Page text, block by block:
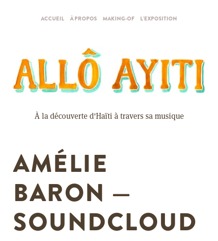
ACCUEIL À PROPOS MAKING-OF L'EXPOSITION
À la découverte d'Haïti à travers sa musique
AMÉLIE
BARON —
SOUNDCLOUD